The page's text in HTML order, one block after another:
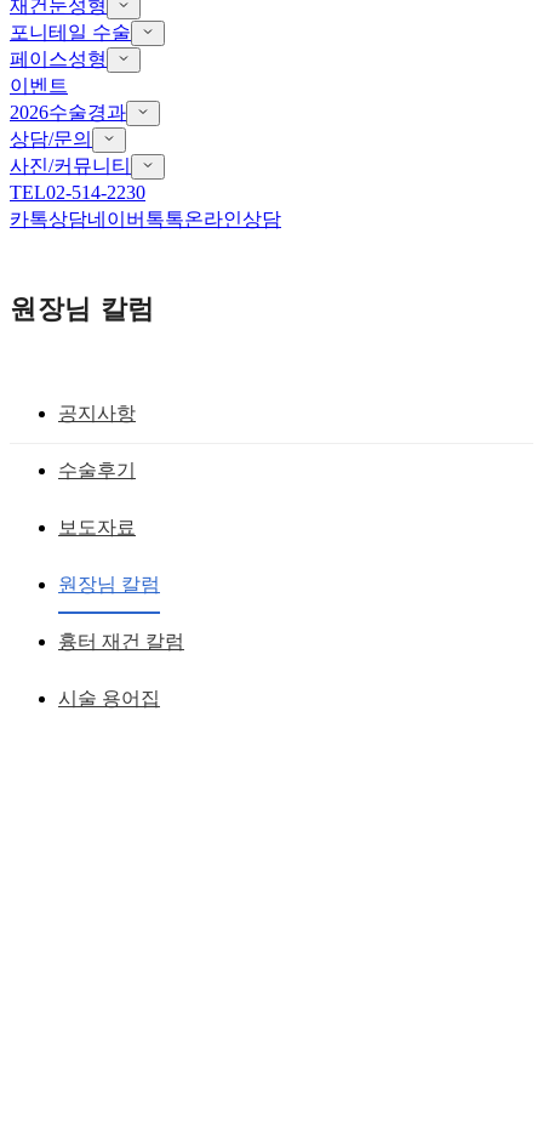
재건눈성형
포니테일 수술
페이스성형
이벤트
2026수술경과
상담/문의
사진/커뮤니티
TEL02-514-2230
카톡상담네이버톡톡온라인상담
원장님 칼럼
공지사항
수술후기
보도자료
원장님 칼럼
흉터 재건 칼럼
시술 용어집
안검하수재수술 골든 타임 지키는 것이
황성호 원장작성일